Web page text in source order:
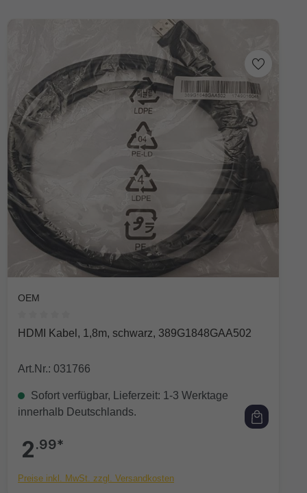
OEM
Durchschnittliche Bewertung von 0 von 5 Sternen
HDMI Kabel, 1,8m, schwarz, 389G1848GAA502
Art.Nr.: 031766
Sofort verfügbar, Lieferzeit: 1-3 Werktage
innerhalb Deutschlands.
2.99*
Preise inkl. MwSt. zzgl. Versandkosten